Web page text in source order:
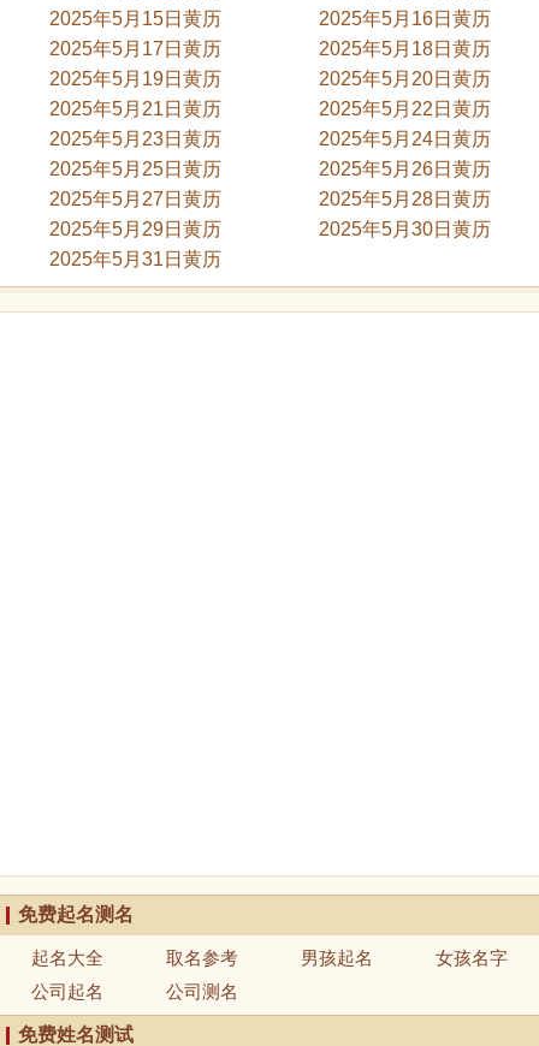
2025年5月15日黄历
2025年5月16日黄历
2025年5月17日黄历
2025年5月18日黄历
2025年5月19日黄历
2025年5月20日黄历
2025年5月21日黄历
2025年5月22日黄历
2025年5月23日黄历
2025年5月24日黄历
2025年5月25日黄历
2025年5月26日黄历
2025年5月27日黄历
2025年5月28日黄历
2025年5月29日黄历
2025年5月30日黄历
2025年5月31日黄历
免费起名测名
起名大全 取名参考 男孩起名
女孩名字
公司起名
公司测名
免费姓名测试